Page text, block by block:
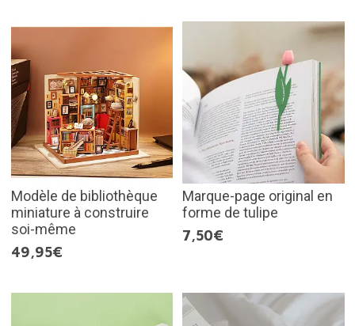
Modèle de bibliothèque
miniature à construire
soi-même
49,95€
Marque-page original en
forme de tulipe
7,50€